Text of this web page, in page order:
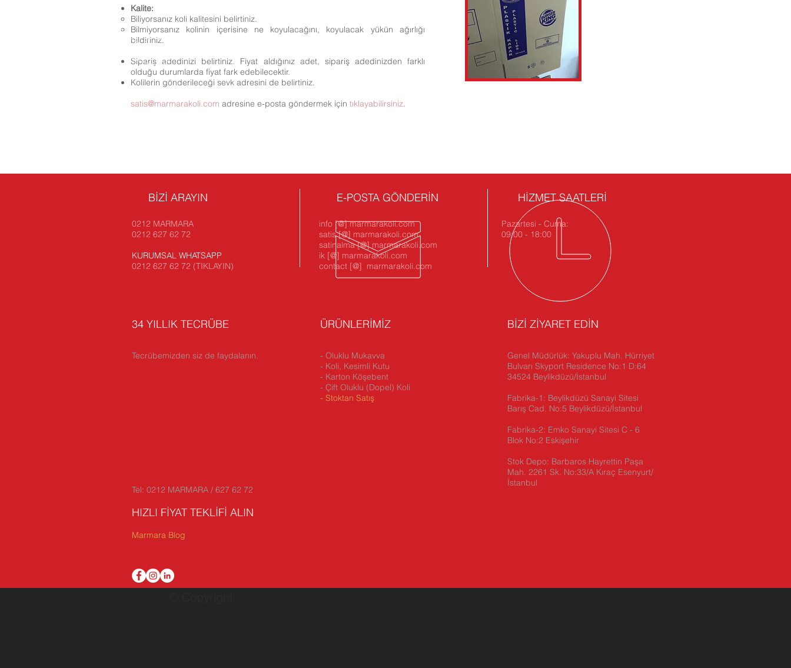
Kalite:
Biliyorsanız koli kalitesini belirtiniz.
Bilmiyorsanız kolinin içerisine ne koyulacağını, koyulacak yükün ağırlığı
bildiriniz.
Sipariş adedinizi belirtiniz. Fiyat aldığınız adet, sipariş adedinizden farklı
olduğu durumlarda fiyat fark edebilecektir. ​
Kolilerin gönderileceği sevk adresini de belirtiniz.
satis@marmarakoli.com adresine e-posta göndermek için tıklayabilirsiniz.
BİZİ ARAYIN
0212 MARMARA
0212 627 62 72
KURUMSAL WHATSAPP
0212 627 62 72 (TIKLAYIN)
E-POSTA GÖNDERİN
info [@] marmarakoli.com
satis [@] marmarakoli.com
satinalma [@] marmarakoli.com
ik [@] marmarakoli.com
contact [@] marmarakoli.com
HİZMET SAATLERİ
Pazartesi - Cuma:
09:00 - 18:00
34 YILLIK TECRÜBE
Tecrübemizden siz de faydalanın.
ÜRÜNLERİMİZ
- Oluklu Mukavva
- Koli, Kesimli Kutu
- Karton Köşebent
- Çift Oluklu (Dopel) Koli
- Stoktan Satış
Tel: 0212 MARMARA / 627 62 72
HIZLI FİYAT TEKLİFİ ALIN
Marmara Blog
BİZİ ZİYARET EDİN
Genel Müdürlük: Yakuplu Mah. Hürriyet
Bulvarı Skyport Residence No:1 D:64
34524 Beylikdüzü/İstanbul
Fabrika-1: Beylikdüzü Sanayi Sitesi
Barış Cad. No:5 Beylikdüzü/İstanbul
Fabrika-2: Emko Sanayi Sitesi C - 6
Blok No:2 Eskişehir
Stok Depo: Barbaros Hayrettin Paşa
Mah. 2261 Sk. No:33/A Kıraç Esenyurt/
İstanbul